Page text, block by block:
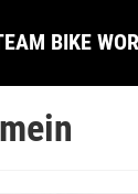
BIKE